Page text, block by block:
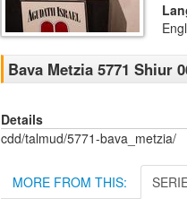
Bava Metzia 5771 Shiur
Details
cdd/talmud/5771-bava_metzia/
MORE FROM THIS: